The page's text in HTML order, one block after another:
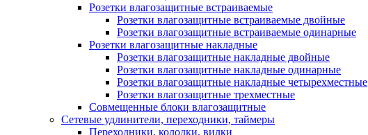
Розетки влагозащитные встраиваемые
Розетки влагозащитные встраиваемые двойные
Розетки влагозащитные встраиваемые одинарные
Розетки влагозащитные накладные
Розетки влагозащитные накладные двойные
Розетки влагозащитные накладные одинарные
Розетки влагозащитные накладные четырехместные
Розетки влагозащитные трехместные
Совмещенные блоки влагозащитные
Сетевые удлинители, переходники, таймеры
Переходники, колодки, вилки